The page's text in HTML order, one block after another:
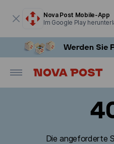
Nova Post Mobile-App
Im Google Play
Die angeforderte